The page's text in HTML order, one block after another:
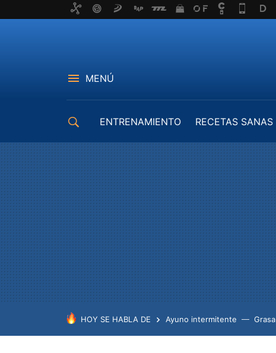
MENÚ
ENTRENAMIENTO RECETAS SANAS
HOY SE HABLA DE Ayuno intermitente Grasa